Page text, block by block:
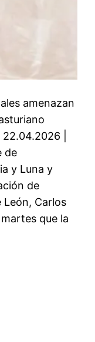
amenazan
|
de
y Luna y
de
León, Carlos
que la